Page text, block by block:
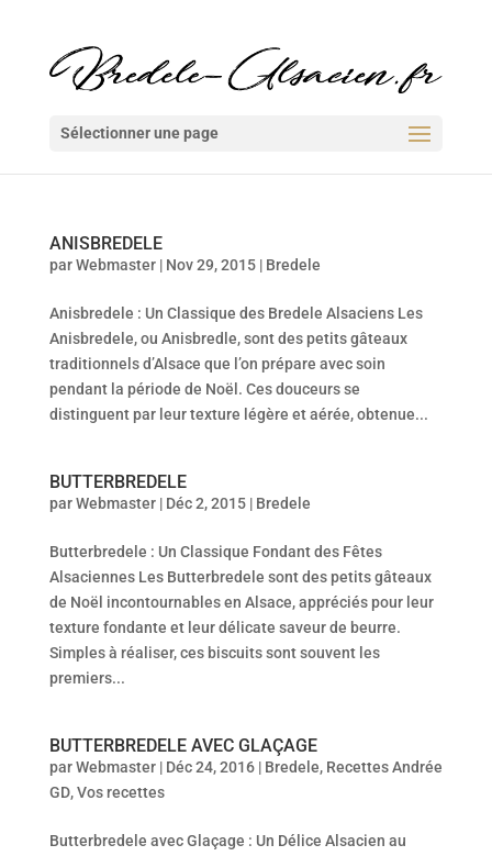
Sélectionner une page
ANISBREDELE
parWebmaster| Nov 29, 2015| Bredele
Anisbredele : Un Classique des Bredele Alsaciens Les
Anisbredele, ou Anisbredle, sont des petits gâteaux
traditionnels d’Alsace que l’on prépare avec soin
pendant la période de Noël. Ces douceurs se
distinguent par leur texture légère et aérée, obtenue...
BUTTERBREDELE
parWebmaster| Déc 2, 2015| Bredele
Butterbredele : Un Classique Fondant des Fêtes
Alsaciennes Les Butterbredele sont des petits gâteaux
de Noël incontournables en Alsace, appréciés pour leur
texture fondante et leur délicate saveur de beurre.
Simples à réaliser, ces biscuits sont souvent les
premiers...
BUTTERBREDELE AVEC GLAÇAGE
parWebmaster| Déc 24, 2016| Bredele, Recettes Andrée
GD,Vos recettes
Butterbredele avec Glaçage : Un Délice Alsacien au